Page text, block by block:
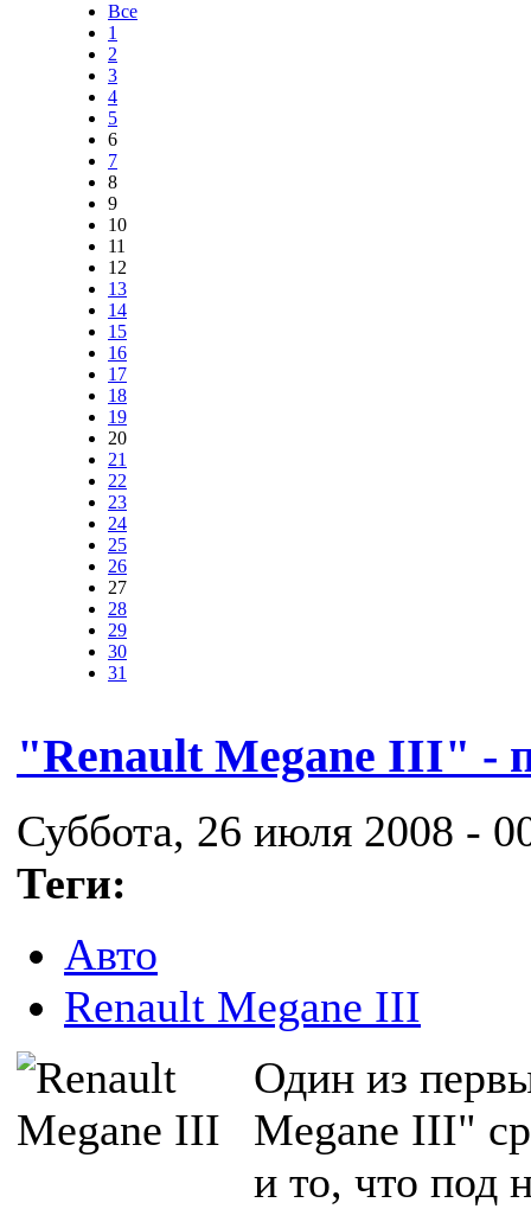
Все
1
2
3
4
5
6
7
8
9
10
11
12
13
14
15
16
17
18
19
20
21
22
23
24
25
26
27
28
29
30
31
"Renault Megane III" -
Суббота, 26 июля 2008 -
Теги:
Авто
Renault Megane III
Один из
Megane III"
и то, что под